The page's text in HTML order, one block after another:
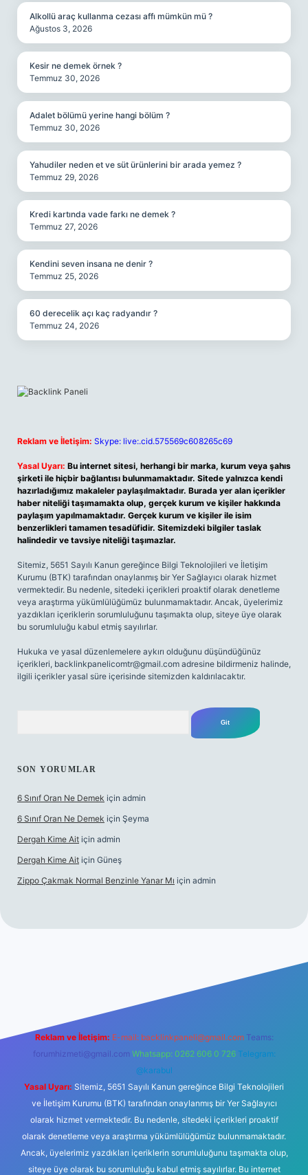
Alkollü araç kullanma cezası affı mümkün mü ?
Ağustos 3, 2026
Kesir ne demek örnek ?
Temmuz 30, 2026
Adalet bölümü yerine hangi bölüm ?
Temmuz 30, 2026
Yahudiler neden et ve süt ürünlerini bir arada yemez ?
Temmuz 29, 2026
Kredi kartında vade farkı ne demek ?
Temmuz 27, 2026
Kendini seven insana ne denir ?
Temmuz 25, 2026
60 derecelik açı kaç radyandır ?
Temmuz 24, 2026
Reklam ve İletişim: Skype: live:.cid.575569c608265c69
Yasal Uyarı: Bu internet sitesi, herhangi bir marka, kurum veya şahıs
şirketi ile hiçbir bağlantısı bulunmamaktadır. Sitede yalnızca kendi
hazırladığımız makaleler paylaşılmaktadır. Burada yer alan içerikler
haber niteliği taşımamakta olup, gerçek kurum ve kişiler hakkında
paylaşım yapılmamaktadır. Gerçek kurum ve kişiler ile isim
benzerlikleri tamamen tesadüfidir. Sitemizdeki bilgiler taslak
halindedir ve tavsiye niteliği taşımazlar.
Sitemiz, 5651 Sayılı Kanun gereğince Bilgi Teknolojileri ve İletişim
Kurumu (BTK) tarafından onaylanmış bir Yer Sağlayıcı olarak hizmet
vermektedir. Bu nedenle, sitedeki içerikleri proaktif olarak denetleme
veya araştırma yükümlülüğümüz bulunmamaktadır. Ancak, üyelerimiz
yazdıkları içeriklerin sorumluluğunu taşımakta olup, siteye üye olarak
bu sorumluluğu kabul etmiş sayılırlar.
Hukuka ve yasal düzenlemelere aykırı olduğunu düşündüğünüz
içerikleri, backlinkpanelicomtr@gmail.com adresine bildirmeniz halinde,
ilgili içerikler yasal süre içerisinde sitemizden kaldırılacaktır.
SON YORUMLAR
6 Sınıf Oran Ne Demek için admin
6 Sınıf Oran Ne Demek için Şeyma
Dergah Kime Ait için admin
Dergah Kime Ait için Güneş
Zippo Çakmak Normal Benzinle Yanar Mı için admin
Reklam ve İletişim: E-mail: backlinkpaneli@gmail.com Teams:
forumhizmeti@gmail.com Whatsapp: 0262 606 0 726 Telegram:
@karabul
Yasal Uyarı: Sitemiz, 5651 Sayılı Kanun gereğince Bilgi Teknolojileri
ve İletişim Kurumu (BTK) tarafından onaylanmış bir Yer Sağlayıcı
olarak hizmet vermektedir. Bu nedenle, sitedeki içerikleri proaktif
olarak denetleme veya araştırma yükümlülüğümüz bulunmamaktadır.
Ancak, üyelerimiz yazdıkları içeriklerin sorumluluğunu taşımakta olup,
siteye üye olarak bu sorumluluğu kabul etmiş sayılırlar. Bu internet